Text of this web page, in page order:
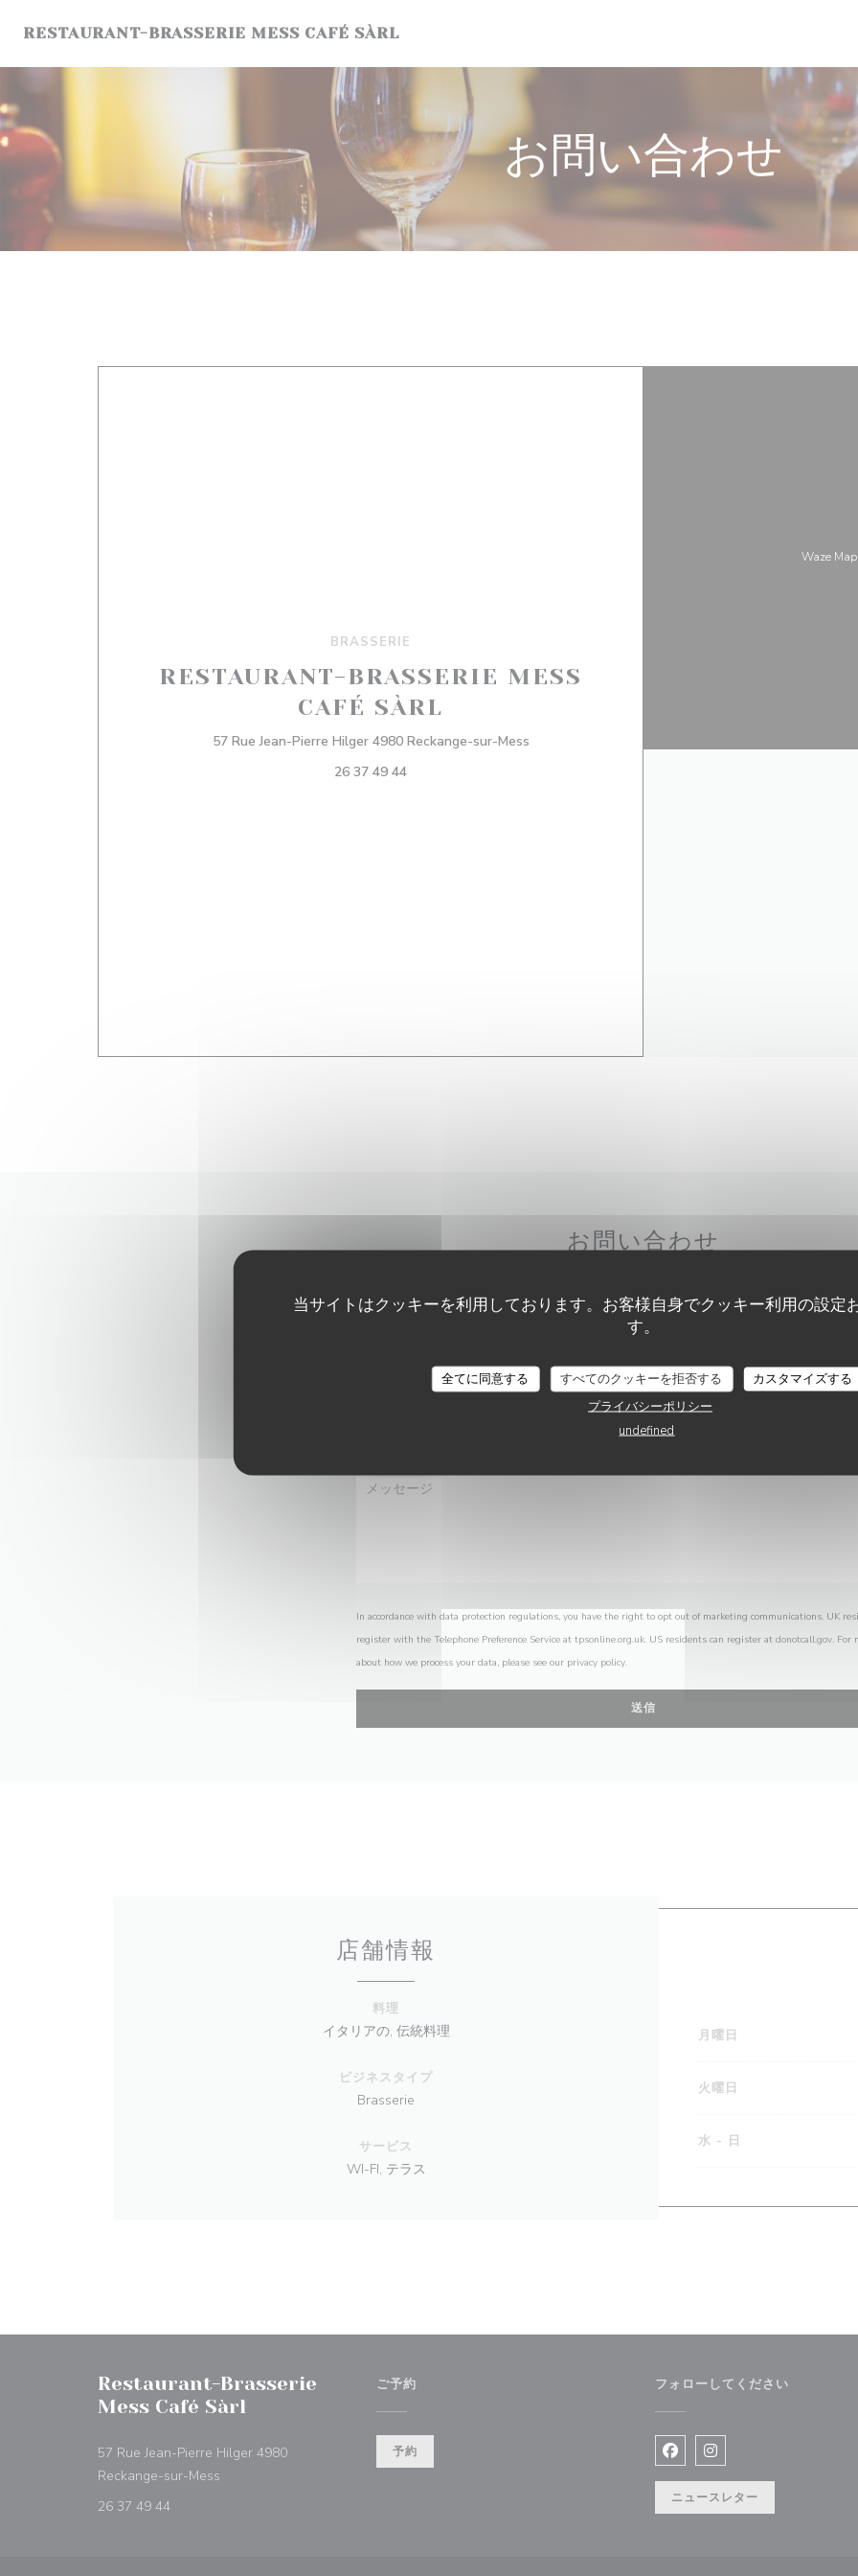
当サイトはクッキーを利用しております。お客様自身でクッキー利用の設定
す。
全てに同意する すべてのクッキーを拒否する
カスタマイズする
プライバシーポリシー
undefined
RESTAURANT-BRASSERIE MESS CAFÉ SÀRL
お問い合わせ
BRASSERIE
RESTAURANT-BRASSERIE MESS
CAFÉ SÀRL
57 Rue Jean-Pierre Hilger 4980 Reckange-sur-Mess((新しいウィンドウで開きます))
26 37 49 44
Waze
お問い合わせ
お問い合わせはこちら
以下のフォームにご記入ください。
In accordance with data protection regulations, you have the right to opt out of marketing communications. UK
register with the Telephone Preference Service at tpsonline.org.uk. US residents can register at donotcall.gov. For
about how we process your data, please see our privacy policy.
店舗情報
料理
イタリアの, 伝統料理
ビジネスタイプ
Brasserie
サービス
WI-FI, テラス
月曜日
火曜日
水 - 日
Restaurant-Brasserie
Mess Café Sàrl
57 Rue Jean-Pierre Hilger 4980
Reckange-sur-Mess
26 37 49 44
ご予約
予約
フォローしてください
Facebook ((新しいウィンド
Instagram ((新しいウ
ニュースレター
RESTAURANT-BRASSERIE MESS CAFÉ SÀRL